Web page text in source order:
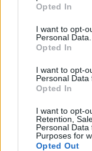
use your data for
consent section.
Opted In
I want to opt-
Personal Data.
Opted In
I want to opt-
Personal Data
Opted In
I want to opt-
Retention,
Personal
Purposes for
Opted Out
ez csak az egyik
Problémák egész
több otthoni kútból
Szolnokon egy
lezárnak a
mértékben lebénul
Elromlott a
alapos késések
kimaradás is